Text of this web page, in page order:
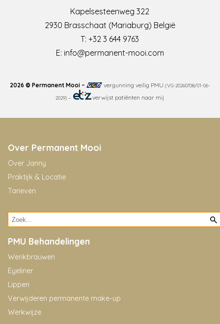
Kapelsesteenweg 322
2930 Brasschaat (Mariaburg) België
T:+32 3 644 9763
E: info@permanent-mooi.com
2026 © Permanent Mooi – vergunning veilig PMU(VG-20260708/01-06-
2029) – verwijst patiënten naar mij
Over Permanent Mooi
Over Janny
Praktijk & Locatie
Tarieven
PMU Behandelingen
Wenkbrauwen
Eyeliner
Lippen
Verwijderen permanente make-up
Werkwijze